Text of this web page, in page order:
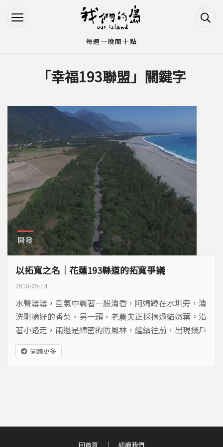
Jump to Navigation
Jump to Main content
「幸福193聯盟」關鍵字
開發
以拓寬之名｜花蓮193縣道的拓寬爭議
2018-05-14
水聲潺潺，空氣中飄著一股清香，阿媽蹲在水圳旁，清
洗剛摘好的香菜，另一頭，老農夫正採摘過貓嫩葉。沿
著小路走，兩邊是綿密的防風林，繼續往前，出現幾戶
低矮房舍，路口掛著「小心貓，請減速」的標示。這是
花蓮193縣道旁日常的景象，不過這樣的景象，未來很
閱讀更多
回首頁 認識我們
每週一晚間十點